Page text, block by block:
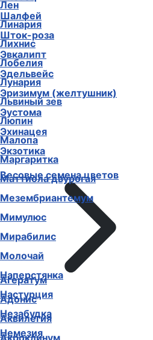
Шалфей
Шток-роза
Эвкалипт
Эдельвейс
Эризимум (желтушник)
Эустома
Эхинацея
Экзотика
Весовые семена цветов
Агератум
Адонис
Аквилегия
Акроклинум
Лен
Линария
Лихнис
Лобелия
Лунария
Львиный зев
Люпин
Малопа
Маргаритка
Маттиола двурогая
Мезембриантемум
Мимулюс
Мирабилис
Молочай
Наперстянка
Настурция
Незабудка
Немезия